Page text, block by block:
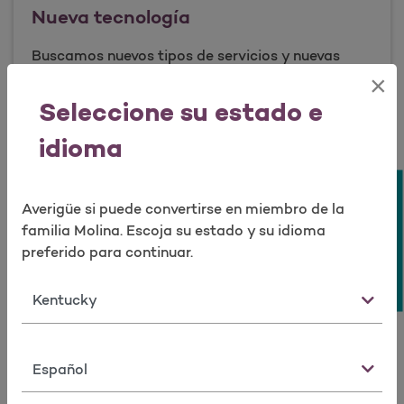
Seleccione su estado e
idioma
×
Averigüe si puede convertirse en miembro de la
familia Molina. Escoja su estado y su idioma
preferido para continuar.
Estado
Idioma
Abrir como una nueva ventana para la encuesta
Nueva tecnología
Buscamos nuevos tipos de servicios y nuevas
Fraude
Passport busca mantener altos estándares
médica de sus miembros.